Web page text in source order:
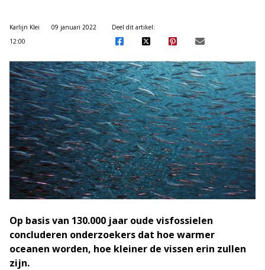
Karlijn Klei
09 januari 2022
12:00
Deel dit artikel:
Op basis van 130.000 jaar oude visfossielen
concluderen onderzoekers dat hoe warmer
oceanen worden, hoe kleiner de vissen erin zullen
zijn.